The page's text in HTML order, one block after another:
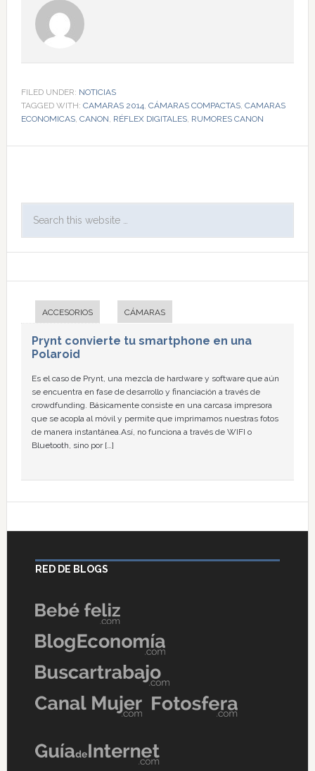
FILED UNDER: NOTICIAS
TAGGED WITH: CAMARAS 2014, CÁMARAS COMPACTAS, CAMARAS
ECONOMICAS, CANON, RÉFLEX DIGITALES, RUMORES CANON
ACCESORIOS CÁMARAS
Prynt convierte tu smartphone en una
Polaroid
Es el caso de Prynt, una mezcla de hardware y software que aún
se encuentra en fase de desarrollo y financiación a través de
crowdfunding. Básicamente consiste en una carcasa impresora
que se acopla al móvil y permite que imprimamos nuestras fotos
de manera instantánea.Así, no funciona a través de WIFI o
Bluetooth, sino por […]
RED DE BLOGS